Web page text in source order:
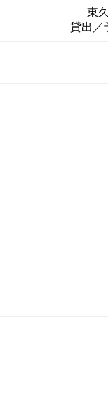
東
貸出／